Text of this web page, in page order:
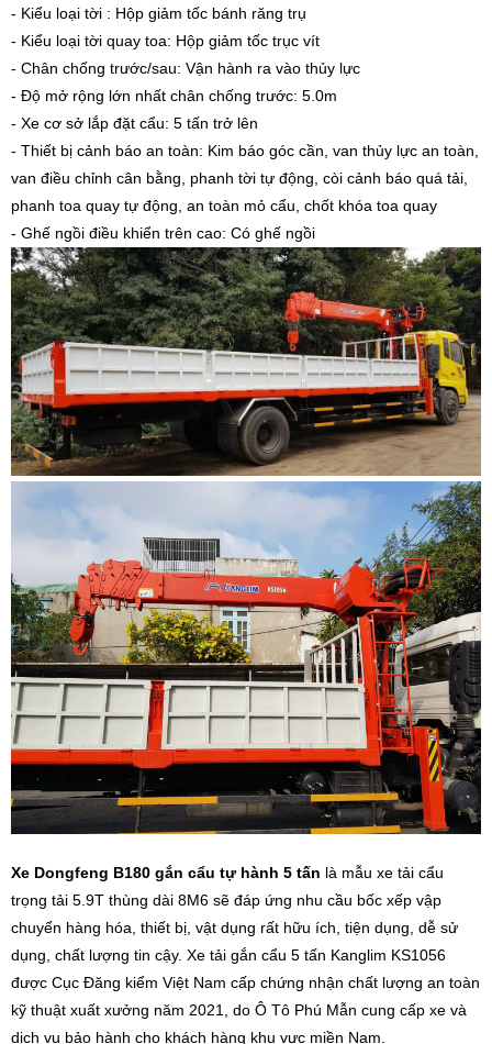
- Kiểu loại tời : Hộp giảm tốc bánh răng trụ
- Kiểu loại tời quay toa: Hộp giảm tốc trục vít
- Chân chống trước/sau: Vận hành ra vào thủy lực
- Độ mở rộng lớn nhất chân chống trước: 5.0m
- Xe cơ sở lắp đặt cẩu: 5 tấn trở lên
- Thiết bị cảnh báo an toàn: Kim báo góc cần, van thủy lực an toàn,
van điều chỉnh cân bằng, phanh tời tự động, còi cảnh báo quá tải,
phanh toa quay tự động, an toàn mỏ cẩu, chốt khóa toa quay
- Ghế ngồi điều khiển trên cao: Có ghế ngồi
Xe Dongfeng B180 gắn cẩu tự hành 5 tấn là mẫu xe tải cẩu
trọng tải 5.9T thùng dài 8M6 sẽ đáp ứng nhu cầu bốc xếp vập
chuyển hàng hóa, thiết bị, vật dụng rất hữu ích, tiện dụng, dễ sử
dụng, chất lượng tin cậy. Xe tải gắn cẩu 5 tấn Kanglim KS1056
được Cục Đăng kiểm Việt Nam cấp chứng nhận chất lượng an toàn
kỹ thuật xuất xưởng năm 2021, do Ô Tô Phú Mẫn cung cấp xe và
dịch vụ bảo hành cho khách hàng khu vực miền Nam.